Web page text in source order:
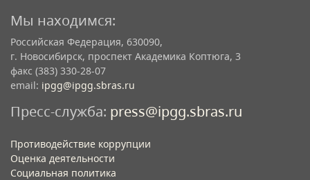
Мы находимся:
Российская Федерация, 630090,
г. Новосибирск, проспект Академика Коптюга, 3
факс (383) 330-28-07
email: ipgg@ipgg.sbras.ru
Пресс-служба: press@ipgg.sbras.ru
Противодействие коррупции
Оценка деятельности
Социальная политика